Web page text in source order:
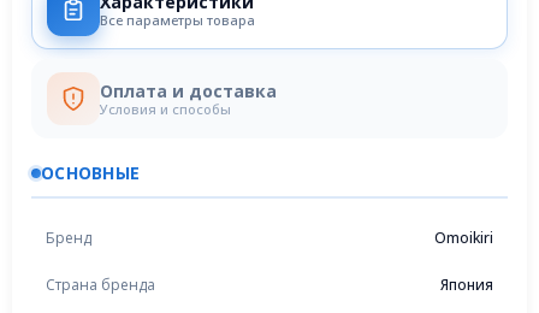
Все параметры товара
Оплата и доставка
Условия и способы
ОСНОВНЫЕ
Бренд Omoikiri
Страна бренда Япония